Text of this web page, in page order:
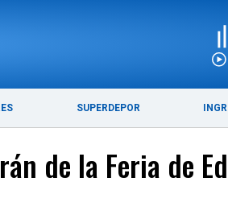
SUPERDEPOR
de la Feria de